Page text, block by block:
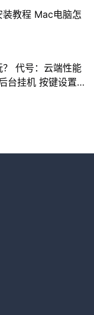
教程 Mac电脑怎
代号：云端性能
台挂机 按键设置